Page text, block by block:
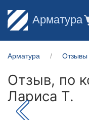
Арматура
Арматура Отзывы
Отзыв, по
Лариса Т.